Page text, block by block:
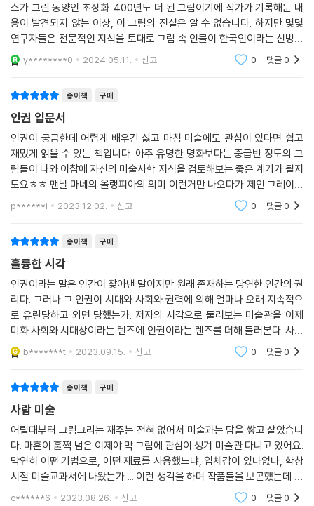
그래서 인간의 권리를 생각하게 만든 세계의 명화들을 소개하고 싶었고,
인권을 어렵지 않게 그림을 통해 설명하고 싶었다고 강조한다. 그림에 조
예가 깊은 것도, 인권을 학문적으로 연구한 건 아니지만 인권위의 일원으
로 오랫동안 일하고 교육 현장에서 살아 있는 목소리를 들어왔기에 가능한
보호받아야 하는 존엄과 자유, 정치, 사회, 경제, 문화적 권리 등을 세계적
인 명화와 실례를 통해 강의하듯 들려준다는 데 주목할 필요가 있다. 그래
서 쉽고 흥미롭고 읽는 재미가 있다. 《사람이 사는 미술관》은 아직 인권이
라는 개념이 낯선 이 시대를 살아가는 청소년이나 성인 독자들이 자신의
권리를 올바로 인식하고 균형감을 키우는 데 가이드 역할을 톡톡히 해줄
것이다. 또한 학생들에게 인권 감수성을 키워주고 싶은 교육 현장의 선생
아름다운 명화 속 사람이 사는 이야기
“타인에게 공감할 줄 알고 서로의 다름을 인정할 줄 아는
인권 감수성 넘치는 사회가 될 때,
‘사람 사는 세상’이 될 수 있으리라고 믿습니다.”
〈세계인권선언〉은 모든 사람이 성별과 피부색, 신념, 종교 등의 특징과 관
계없이 자유롭고 평등하다는 것을 문서로 명시하는 데 전 세계가 처음으로
합의한 것이다. 총 30개의 조항으로 되어 있으며 인권과 자유를 존중하고
보호하는 데 기초가 된다. 여기 명시한 글은 모든 사람의 권리를 최대한 인
정하기 위해 다듬은 문장들이기에 포괄적인 면이 없지 않다. 그래서인지
글 행간에서 실제 우리의 ‘삶’을 읽어내기란 쉽지 않다. 저자 박민경은 평소
좋아하는 미술을 매개로 하여 우리 삶에 더욱 밀접하고 긴밀한 언어로 쉽
고 재미있게 인권을 끌어내 설명해준다.
이 책은 총 5부로 구성되어 있다. 제1부 ‘여성’에서는 이슈트반 초크의 〈고
스가 그린 동양인 초상화. 400년도 더 된 그림이기에 작가가 기록해둔 내
용이 발견되지 않는 이상, 이 그림의 진실은 알 수 없습니다. 하지만 몇몇
연구자들은 전문적인 지식을 토대로 그림 속 인물이 한국인이라는 신빙성
있는 추론을 내놓았습니다. 임진왜란을 거치면서 수많은 조선인이 일본에
포로로 잡혀가게 됩
y********0 2024.05.11. 신고 0 댓글0
종이책 구매
인권 입문서
인권이 궁금한데 어렵게 배우긴 싫고 마침 미술에도 관심이 있다면 쉽고
재밌게 읽을 수 있는 책입니다. 아주 유명한 명화보다는 중급반 정도의 그
림들이 나와 이참에 자신의 미술사학 지식을 검토해보는 좋은 계기가 될지
도요ㅎㅎ 맨날 마네의 올랭피아의 의미 이런거만 나오다가 제인 그레이의
처형이 나온다던가, 그 외에 제가 모르는 그림들이 많이 나와 흥미로웠습
니다. 페미니즘 시
p******i 2023.12.02. 신고 0 댓글0
종이책 구매
훌륭한 시각
인권이라는 말은 인간이 찾아낸 말이지만 원래 존재하는 당연한 인간의 권
리다. 그러나 그 인권이 시대와 사회와 권력에 의해 얼마나 오래 지속적으
로 유린당하고 외면 당했는가. 저자의 시각으로 둘러보는 미술관을 이제
미화 사회와 시대상이라는 렌즈에 인권이라는 렌즈를 더해 둘러본다. 사람
이 사람답게 살 수 있는 세상이란 그림 안에도 그림 밖에도 같이 존재하여
야 한다. 일독을
b*******t 2023.09.15. 신고 0 댓글0
종이책 구매
사람 미술
어릴때부터 그림그리는 재주는 전혀 없어서 미술과는 담을 쌓고 살았습니
다. 마흔이 훌쩍 넘은 이제야 막 그림에 관심이 생겨 미술관 다니고 있어요.
막연히 어떤 기법으로, 어떤 재료를 사용했느냐, 입체감이 있나없나, 학창
시절 미술교과서에 나왔는가 ... 이런 생각을 하며 작품들을 보곤했는데 이
책을 통해 이렇게나 재미있는 이야기들이 있다는 것을 알게되었습니다. 그
c******6 2023.08.26. 신고 0 댓글0